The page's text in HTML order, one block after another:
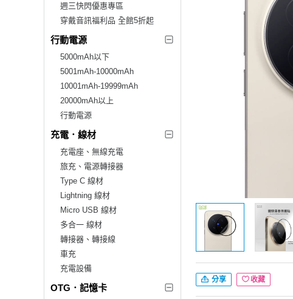
週三快閃優惠專區
穿戴音訊福利品 全館5折起
行動電源
5000mAh以下
5001mAh-10000mAh
10001mAh-19999mAh
20000mAh以上
行動電源
充電．線材
充電座、無線充電
旅充、電源轉接器
Type C 線材
Lightning 線材
Micro USB 線材
多合一 線材
轉接器、轉接線
車充
充電設備
OTG．記憶卡
分享 收藏